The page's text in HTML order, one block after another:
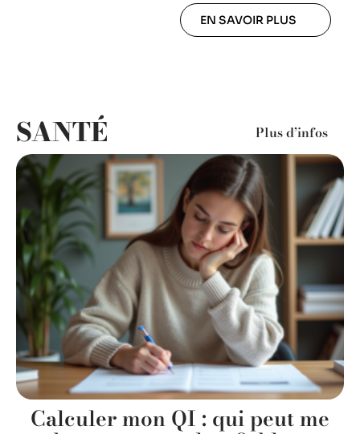
EN SAVOIR PLUS
SANTÉ Plus d’infos
Calculer mon QI : qui peut me